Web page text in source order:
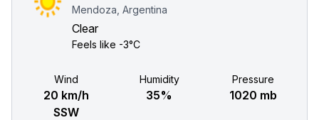
Mendoza, Argentina
Clear
Feels like -3°C
Wind
20 km/h
SSW
Humidity
35%
Pressure
1020 mb